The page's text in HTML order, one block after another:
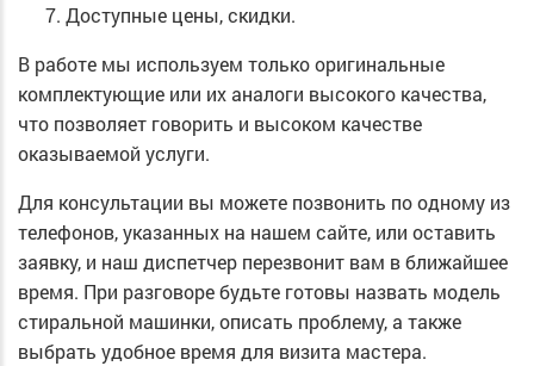
Доступные цены, скидки.
В работе мы используем только оригинальные
комплектующие или их аналоги высокого качества,
что позволяет говорить и высоком качестве
оказываемой услуги.
Для консультации вы можете позвонить по одному из
телефонов, указанных на нашем сайте, или оставить
заявку, и наш диспетчер перезвонит вам в ближайшее
время. При разговоре будьте готовы назвать модель
стиральной машинки, описать проблему, а также
выбрать удобное время для визита мастера.